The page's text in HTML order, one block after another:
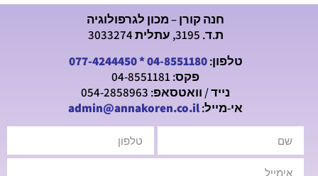
חנה קורן – מכון לגרפולוגיה
ת.ד. 3195, עתלית 3033274
טלפון:04-8551180
*
077-4244450
פקס: 04-8551181
נייד / וואטסאפ: 054-2858963
אי-מייל:admin@annakoren.co.il